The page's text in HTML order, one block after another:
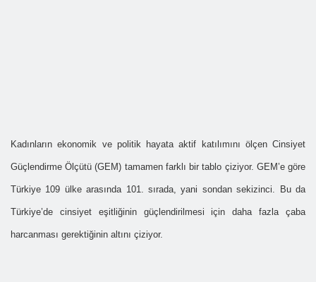
Kadınların ekonomik ve politik hayata aktif katılımını ölçen Cinsiyet
Güçlendirme Ölçütü (GEM) tamamen farklı bir tablo çiziyor. GEM’e göre
Türkiye 109 ülke arasında 101. sırada, yani sondan sekizinci. Bu da
Türkiye’de cinsiyet eşitliğinin güçlendirilmesi için daha fazla çaba
harcanması gerektiğinin altını çiziyor.